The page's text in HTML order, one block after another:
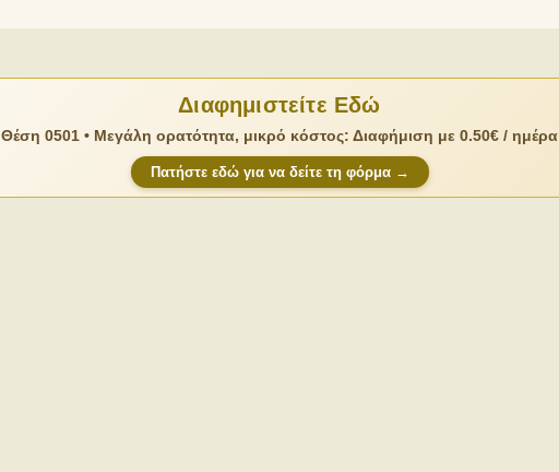
Διαφημιστείτε Εδώ
Θέση 0501 • Μεγάλη ορατότητα, μικρό κόστος: Διαφήμιση με 0.50€ / ημέρα
Πατήστε εδώ για να δείτε τη φόρμα →